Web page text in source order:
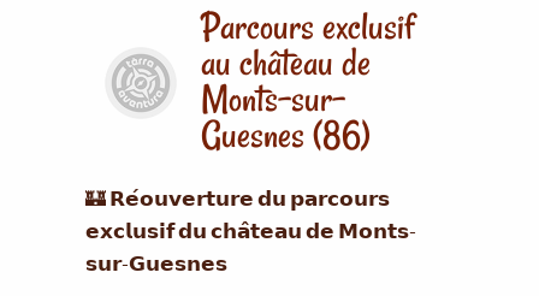
Parcours exclusif
au château de
Monts-sur-
Guesnes (86)
🏰 𝗥𝗲́𝗼𝘂𝘃𝗲𝗿𝘁𝘂𝗿𝗲 𝗱𝘂 𝗽𝗮𝗿𝗰𝗼𝘂𝗿𝘀
𝗲𝘅𝗰𝗹𝘂𝘀𝗶𝗳 𝗱𝘂 𝗰𝗵𝗮̂𝘁𝗲𝗮𝘂 𝗱𝗲 𝗠𝗼𝗻𝘁𝘀-
𝘀𝘂𝗿-𝗚𝘂𝗲𝘀𝗻𝗲𝘀